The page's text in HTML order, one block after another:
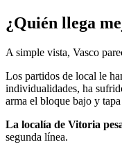
¿Quién llega
A simple vista, Vasco
Los partidos de local le
individualidades, ha
arma el bloque bajo y
La localía de Vitoria
segunda línea.